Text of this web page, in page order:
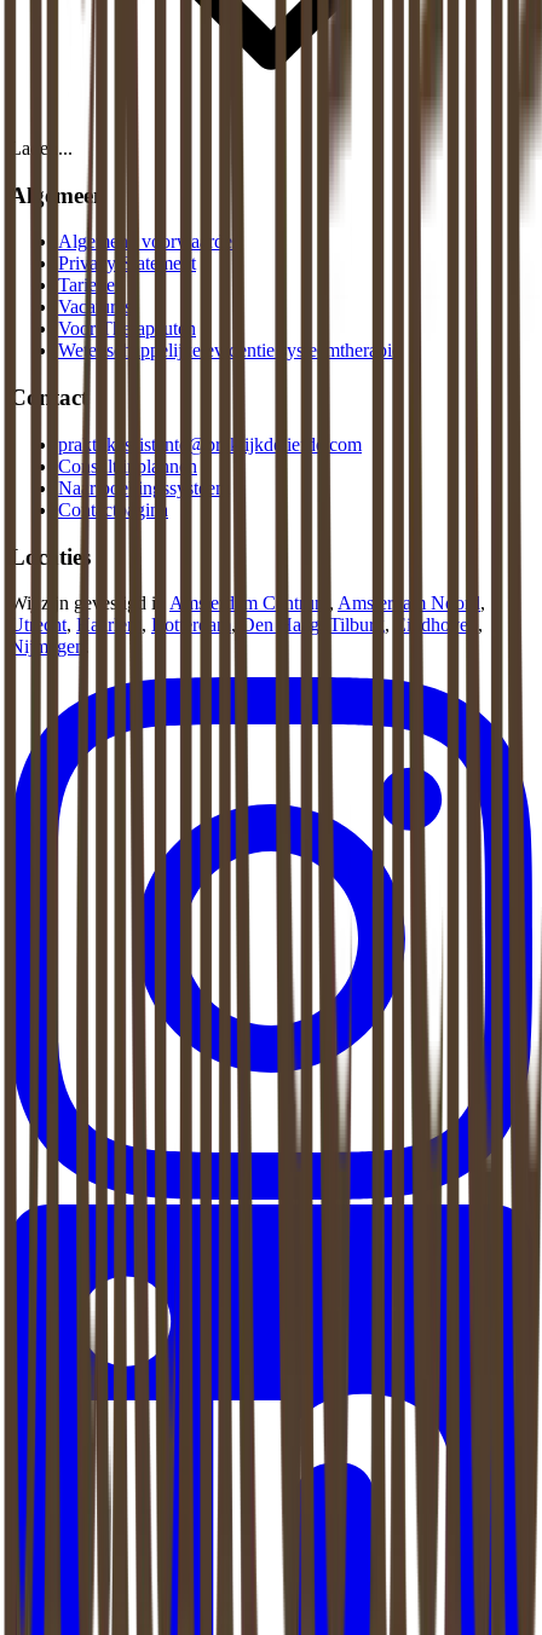
Laden...
Algemeen
Algemene voorwaarden
Privacy Statement
Tarieven
Vacatures
Voor Therapeuten
Wetenschappelijke evidentie systeemtherapie
Contact
praktijkassistente@praktijkdeliefde.com
Consult inplannen
Naar boekingssysteem
Contactpagina
Locaties
Wij zijn gevestigd in Amsterdam Centrum , Amsterdam Noord,
Utrecht, Haarlem , Rotterdam, Den Haag Tilburg, Eindhoven ,
Nijmegen